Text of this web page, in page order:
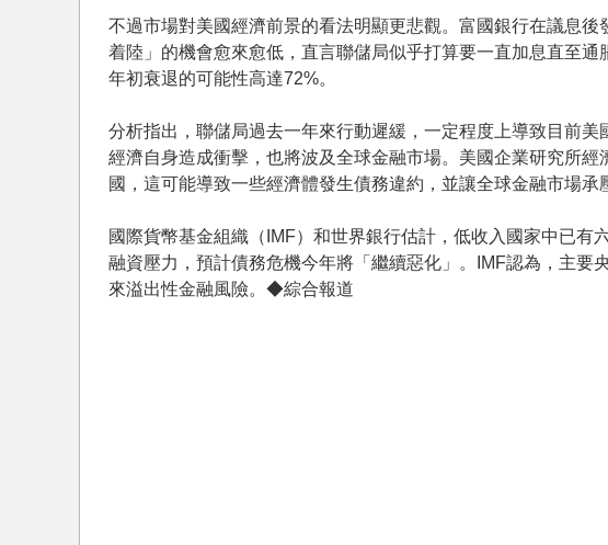
不過市場對美國經濟前景的看法明顯更悲觀。富國銀行在議息
着陸」的機會愈來愈低，直言聯儲局似乎打算要一直加息直至
年初衰退的可能性高達72%。
分析指出，聯儲局過去一年來行動遲緩，一定程度上導致目前
經濟自身造成衝擊，也將波及全球金融市場。美國企業研究所
國，這可能導致一些經濟體發生債務違約，並讓全球金融市場承
國際貨幣基金組織（IMF）和世界銀行估計，低收入國家中已
融資壓力，預計債務危機今年將「繼續惡化」。IMF認為，主
來溢出性金融風險。◆綜合報道